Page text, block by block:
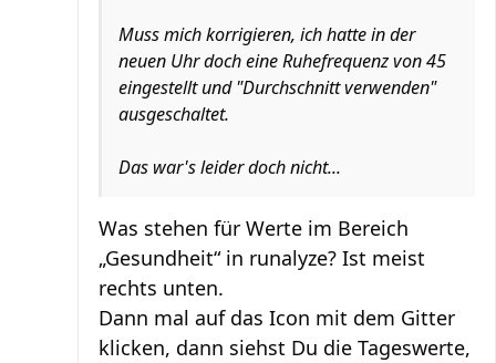
Muss mich korrigieren, ich hatte in der
neuen Uhr doch eine Ruhefrequenz von 45
eingestellt und "Durchschnitt verwenden"
ausgeschaltet.
Das war's leider doch nicht...
Was stehen für Werte im Bereich
„Gesundheit“ in runalyze? Ist meist
rechts unten.
Dann mal auf das Icon mit dem Gitter
klicken, dann siehst Du die Tageswerte,